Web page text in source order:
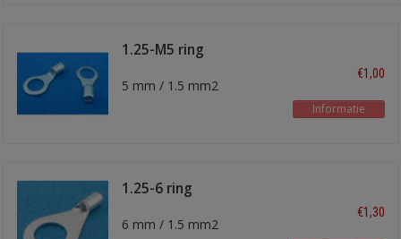
1.25-M5 ring
5 mm / 1.5 mm2
€1,00
Informatie
1.25-6 ring
6 mm / 1.5 mm2
€1,30